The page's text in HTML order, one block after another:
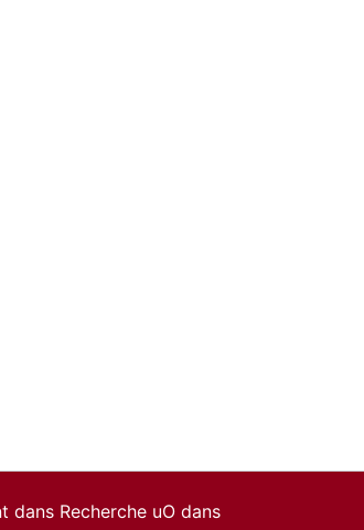
Recherche uO dans